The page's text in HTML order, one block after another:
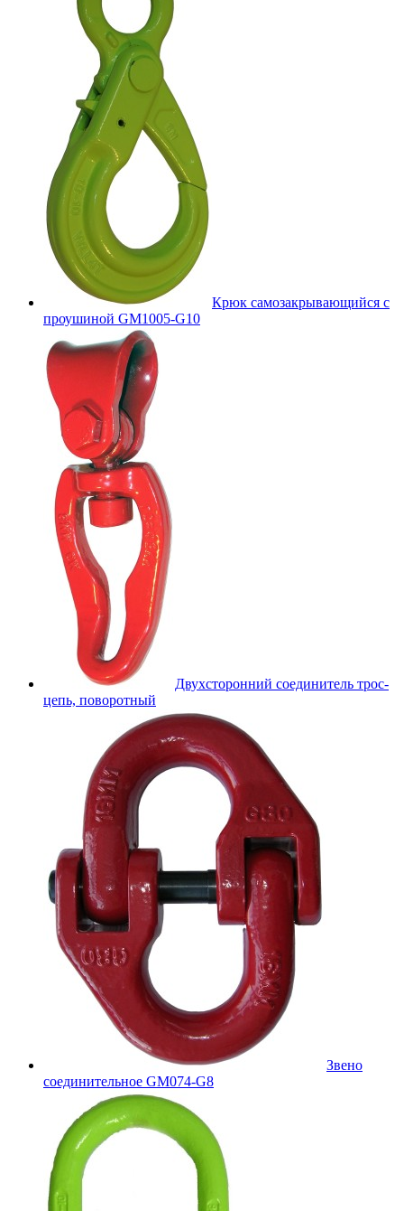
Крюк самозакрывающийся с
проушиной GM1005-G10
Двухсторонний соединитель трос-
цепь, поворотный
Звено
соединительное GM074-G8